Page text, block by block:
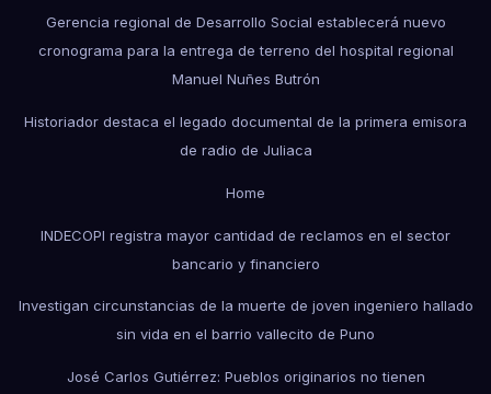
Gerencia regional de Desarrollo Social establecerá nuevo
cronograma para la entrega de terreno del hospital regional
Manuel Nuñes Butrón
Historiador destaca el legado documental de la primera emisora
de radio de Juliaca
Home
INDECOPI registra mayor cantidad de reclamos en el sector
bancario y financiero
Investigan circunstancias de la muerte de joven ingeniero hallado
sin vida en el barrio vallecito de Puno
José Carlos Gutiérrez: Pueblos originarios no tienen